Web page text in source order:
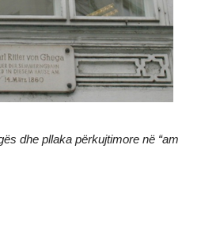
dhe pllaka përkujtimore në “am